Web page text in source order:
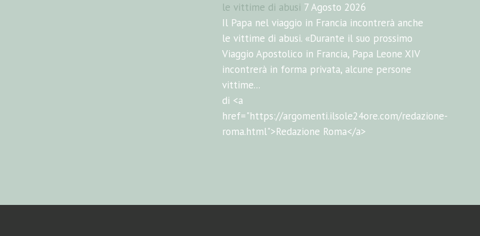
le vittime di abusi 7 Agosto 2026
Il Papa nel viaggio in Francia incontrerà anche
le vittime di abusi. «Durante il suo prossimo
Viaggio Apostolico in Francia, Papa Leone XIV
incontrerà in forma privata, alcune persone
vittime...
di <a
href="https://argomenti.ilsole24ore.com/redazione-
roma.html">Redazione Roma</a>